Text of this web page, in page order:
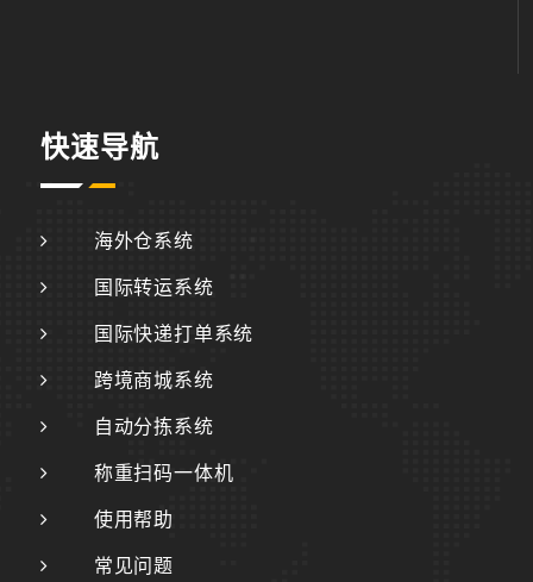
快速导航
海外仓系统
国际转运系统
国际快递打单系统
跨境商城系统
自动分拣系统
称重扫码一体机
使用帮助
常见问题